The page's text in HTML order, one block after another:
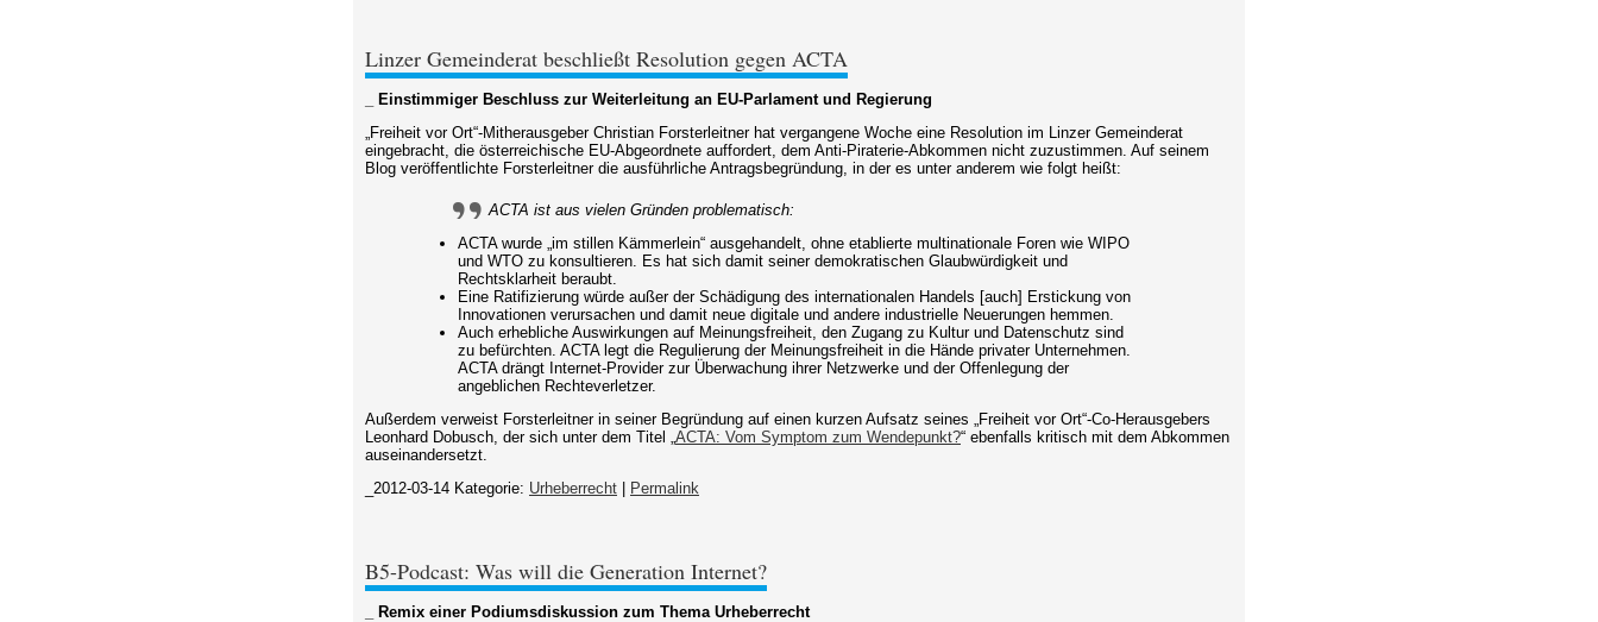
Linzer Gemeinderat beschließt Resolution gegen ACTA
_ Einstimmiger Beschluss zur Weiterleitung an EU-Parlament und Regierung
„Freiheit vor Ort“-Mitherausgeber Christian Forsterleitner hat vergangene Woche eine Resolution im Linzer Gemeinderat
eingebracht, die österreichische EU-Abgeordnete auffordert, dem Anti-Piraterie-Abkommen nicht zuzustimmen. Auf seinem
Blog veröffentlichte Forsterleitner die ausführliche Antragsbegründung, in der es unter anderem wie folgt heißt:
ACTA ist aus vielen Gründen problematisch:
ACTA wurde „im stillen Kämmerlein“ ausgehandelt, ohne etablierte multinationale Foren wie WIPO
und WTO zu konsultieren. Es hat sich damit seiner demokratischen Glaubwürdigkeit und
Rechtsklarheit beraubt.
Eine Ratifizierung würde außer der Schädigung des internationalen Handels [auch] Erstickung von
Innovationen verursachen und damit neue digitale und andere industrielle Neuerungen hemmen.
Auch erhebliche Auswirkungen auf Meinungsfreiheit, den Zugang zu Kultur und Datenschutz sind
zu befürchten. ACTA legt die Regulierung der Meinungsfreiheit in die Hände privater Unternehmen.
ACTA drängt Internet-Provider zur Überwachung ihrer Netzwerke und der Offenlegung der
angeblichen Rechteverletzer.
Außerdem verweist Forsterleitner in seiner Begründung auf einen kurzen Aufsatz seines „Freiheit vor Ort“-Co-Herausgebers
Leonhard Dobusch, der sich unter dem Titel „ACTA: Vom Symptom zum Wendepunkt?“ ebenfalls kritisch mit dem Abkommen
auseinandersetzt.
_2012-03-14 Kategorie: Urheberrecht Permalink
B5-Podcast: Was will die Generation Internet?
_ Remix einer Podiumsdiskussion zum Thema Urheberrecht